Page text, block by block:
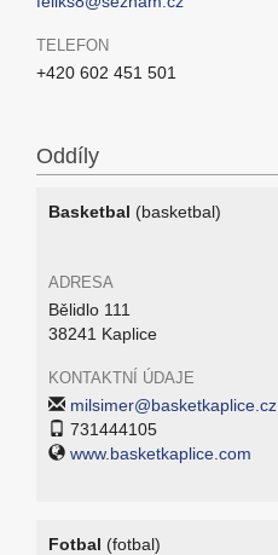
TELEFON
+420 602 451 501
Oddíly
Basketbal (basketbal)
ADRESA
Bělidlo 111
38241 Kaplice
KONTAKTNÍ ÚDAJE
milsimer@basketkaplice.cz
731444105
www.basketkaplice.com
Fotbal (fotbal)